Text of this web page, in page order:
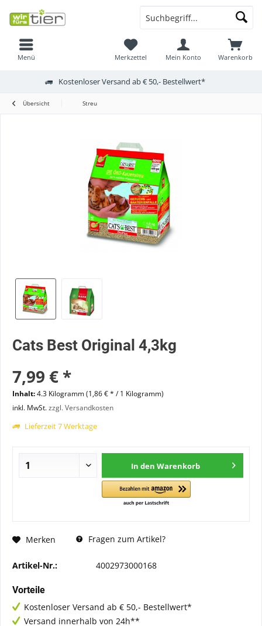
Menü Warenkorb
Merkzettel Mein Konto
Kostenloser Versand ab € 50,- Bestellwert*
Übersicht Streu
Cats Best Original 4,3kg
7,99 € *
Inhalt:4.3 Kilogramm (1,86 € * / 1 Kilogramm)
inkl. MwSt.zzgl. Versandkosten
Lieferzeit 7 Werktage
In den Warenkorb
Merken Fragen zum Artikel?
Artikel-Nr.: 4002973000168
Vorteile
Kostenloser Versand ab € 50,- Bestellwert*
Versand innerhalb von 24h**